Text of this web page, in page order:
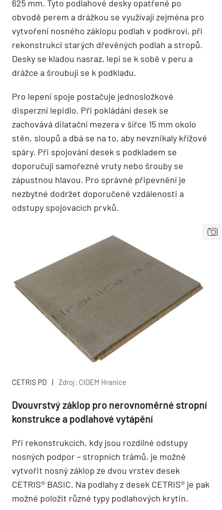
625 mm. Tyto podlahové desky opatřené po
obvodě perem a drážkou se využívají zejména pro
vytvoření nosného záklopu podlah v podkroví, při
rekonstrukci starých dřevěných podlah a stropů.
Desky se kladou nasraz, lepí se k sobě v peru a
drážce a šroubují se k podkladu.
Pro lepení spoje postačuje jednosložkové
disperzní lepidlo. Při pokládání desek se
zachovává dilatační mezera v šířce 15 mm okolo
stěn, sloupů a dbá se na to, aby nevznikaly křížové
spáry. Při spojování desek s podkladem se
doporučují samořezné vruty nebo šrouby se
zápustnou hlavou. Pro správné připevnění je
nezbytné dodržet doporučené vzdálenosti a
odstupy spojovacích prvků.
CETRIS PD Zdroj: CIDEM Hranice
Dvouvrstvý záklop pro nerovnoměrné stropní
konstrukce a podlahové vytápění
Při rekonstrukcích, kdy jsou rozdílné odstupy
nosných podpor – stropních trámů, je možné
vytvořit nosný záklop ze dvou vrstev desek
CETRIS® BASIC. Na podlahy z desek CETRIS® je pak
možné položit různé typy podlahových krytin.